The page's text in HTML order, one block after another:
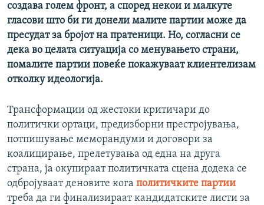
создава голем фронт, а според некои и малкуте
гласови што би ги донели малите партии може да
пресудат за бројот на пратеници. Но, согласни се
дека во целата ситуација со менувањето страни,
помалите партии повеќе покажуваат клиентелизам
отколку идеологија.
Трансформации од жестоки критичари до
политички ортаци, предизборни престројувања,
потпишување меморандуми и договори за
коалицирање, прелетувања од една на друга
страна, ја окупираат политичката сцена додека се
одбројуваат деновите кога политичките партии
треба да ги финализираат кандидатските листи за